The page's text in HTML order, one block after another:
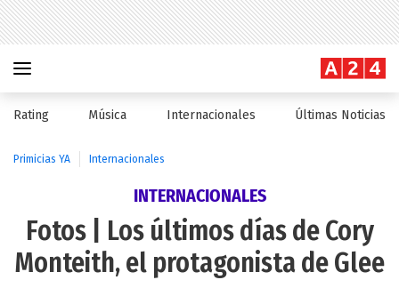
Rating Música Internacionales Últimas Noticias
Primicias YA Internacionales
INTERNACIONALES
Fotos | Los últimos días de Cory
Monteith, el protagonista de Glee